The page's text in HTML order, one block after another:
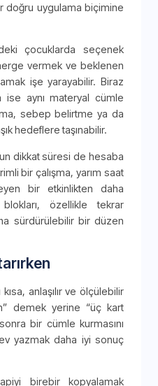
doğru uygulama biçimine
çocuklarda seçenek
vermek ve beklenen
işe yarayabilir. Biraz
ise aynı materyal cümle
sebep belirtme ya da
hedeflere taşınabilir.
dikkat süresi de hesaba
bir çalışma, yarım saat
bir etkinlikten daha
blokları, özellikle tekrar
sürdürülebilir bir düzen
anlaşılır ve ölçülebilir
demek yerine “üç kart
bir cümle kurmasını
yazmak daha iyi sonuç
birebir kopyalamak